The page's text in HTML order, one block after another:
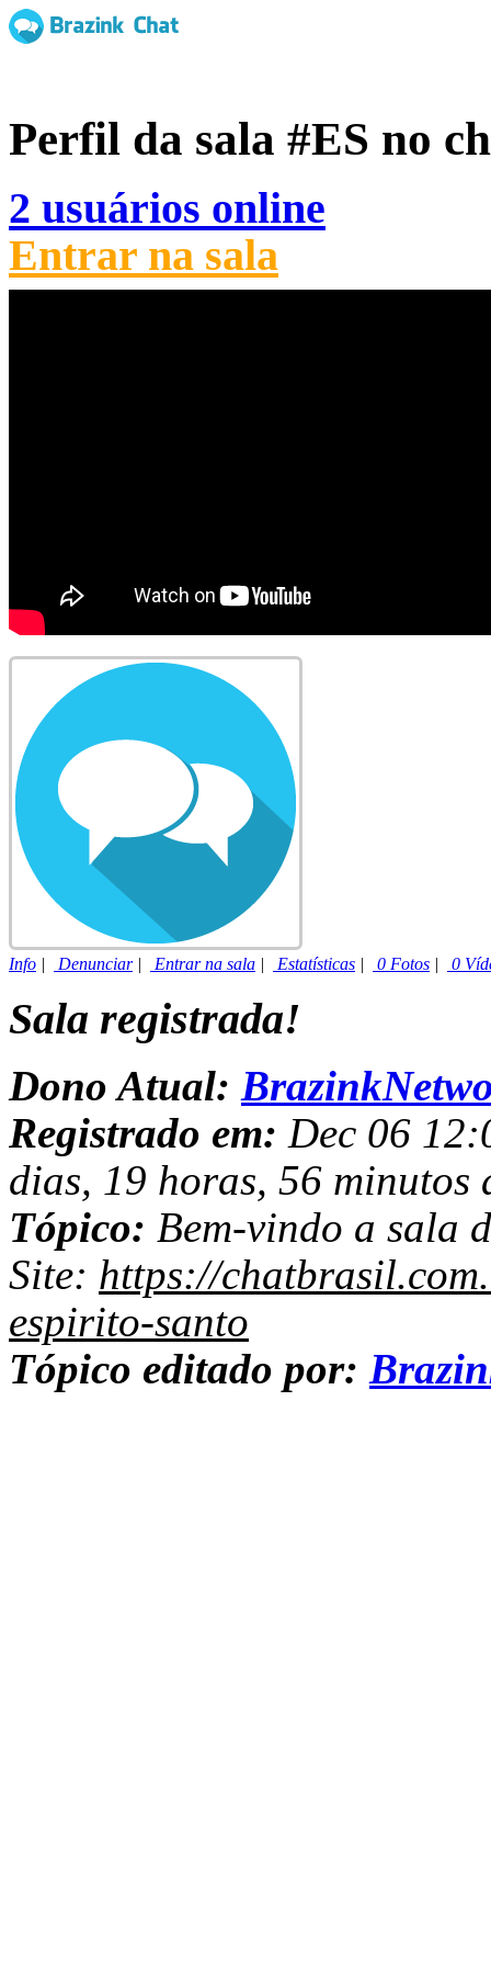
Perfil da sala #ES no
2 usuários online
Entrar na sala
Info | Denunciar| Entrar na sala | Estatísticas | 0 Fotos | 0
Sala registrada!
Dono Atual:
Registrado em: Dec 06
dias, 19 horas, 56 minutos
Tópico: Bem-vindo a sala
Site: https://
espirito-santo
Tópico editado por: